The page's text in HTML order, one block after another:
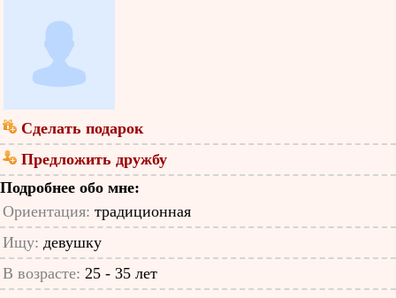
Сделать подарок
Предложить дружбу
Подробнее обо мне:
Ориентация: традиционная
Ищу: девушку
В возрасте: 25 - 35 лет